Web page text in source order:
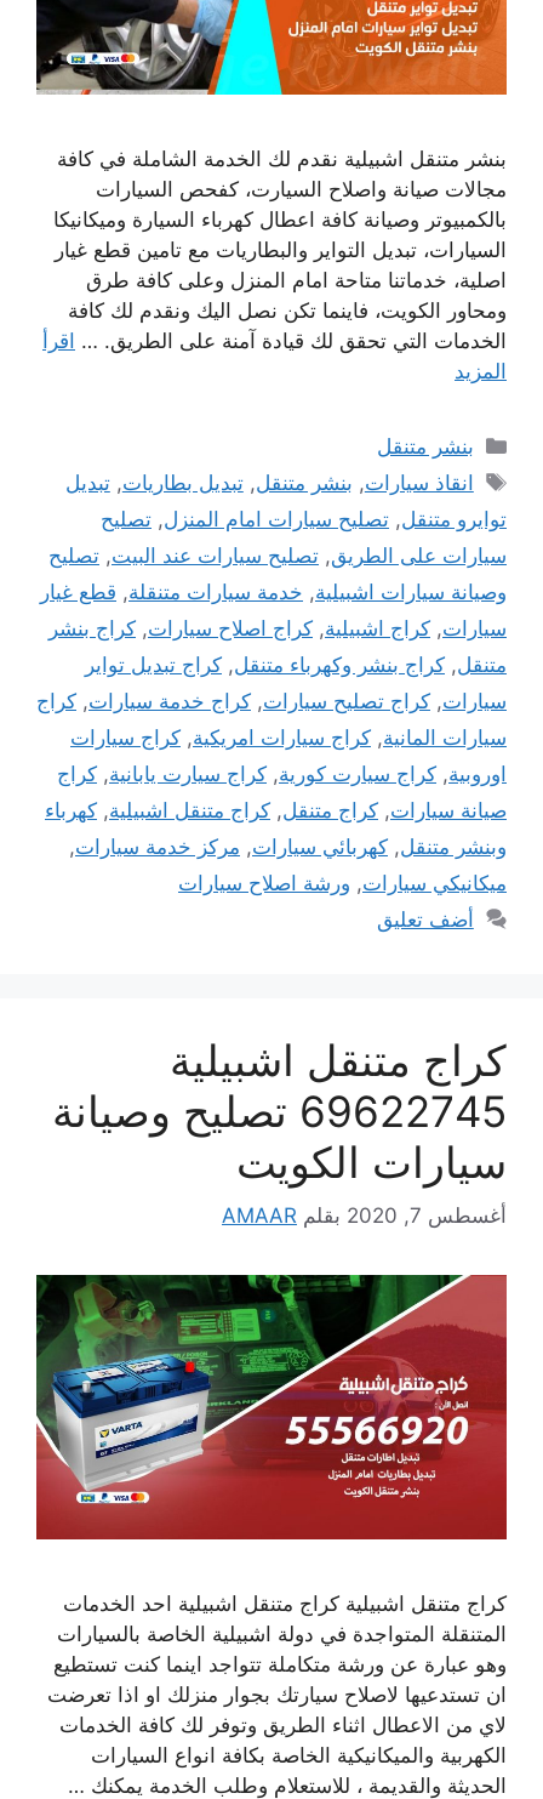
بنشر متنقل اشبيلية نقدم لك الخدمة الشاملة في كافة
مجالات صيانة واصلاح السيارت، كفحص السيارات
بالكمبيوتر وصيانة كافة اعطال كهرباء السيارة وميكانيكا
السيارات، تبديل التواير والبطاريات مع تامين قطع غيار
اصلية، خدماتنا متاحة امام المنزل وعلى كافة طرق
ومحاور الكويت، فاينما تكن نصل اليك ونقدم لك كافة
الخدمات التي تحقق لك قيادة آمنة على الطريق. … اقرأ
المزيد
التصنيفات
بنشر متنقل
الوسوم
انقاذ سيارات, بنشر متنقل,تبديل بطاريات,تبديل
توايرو متنقل, تصليح سيارات امام المنزل, تصليح
سيارات على الطريق, تصليح سيارات عند البيت, تصليح
وصيانة سيارات اشبيلية, خدمة سيارات متنقلة, قطع غيار
سيارات, كراج اشبيلية, كراج اصلاح سيارات, كراج بنشر
متنقل, كراج بنشر وكهرباء متنقل, كراج تبديل تواير
سيارات, كراج تصليح سيارات, كراج خدمة سيارات, كراج
سيارات المانية, كراج سيارات امريكية, كراج سيارات
اوروبية, كراج سيارت كورية, كراج سيارت يابانية, كراج
صيانة سيارات, كراج متنقل, كراج متنقل اشبيلية, كهرباء
وبنشر متنقل, كهربائي سيارات, مركز خدمة سيارات,
ميكانيكي سيارات, ورشة اصلاح سيارات
أضف تعليق
كراج متنقل اشبيلية
69622745 تصليح وصيانة
سيارات الكويت
أغسطس 7, 2020 بقلم AMAAR
كراج متنقل اشبيلية كراج متنقل اشبيلية احد الخدمات
المتنقلة المتواجدة في دولة اشبيلية الخاصة بالسيارات
وهو عبارة عن ورشة متكاملة تتواجد اينما كنت تستطيع
ان تستدعيها لاصلاح سيارتك بجوار منزلك او اذا تعرضت
لاي من الاعطال اثناء الطريق وتوفر لك كافة الخدمات
الكهربية والميكانيكية الخاصة بكافة انواع السيارات
الحديثة والقديمة ، للاستعلام وطلب الخدمة يمكنك …